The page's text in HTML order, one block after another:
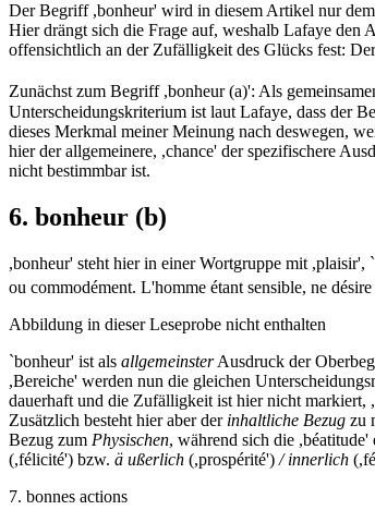
Der Begriff ,bonheur' wird in diesem Artikel nur
Hier drängt sich die Frage auf, weshalb Lafaye den
offensichtlich an der Zufälligkeit des Glücks fest:
Zunächst zum Begriff ,bonheur (a)': Als
Unterscheidungskriterium ist laut Lafaye, dass der
dieses Merkmal meiner Meinung nach deswegen,
hier der allgemeinere, ,chance' der spezifischere
nicht bestimmbar ist.
6. bonheur (b)
,bonheur' steht hier in einer Wortgruppe mit ,plaisir',
ou commodément. L'homme étant sensible, ne
Abbildung in dieser Leseprobe nicht enthalten
`bonheur' ist als allgemeinsterAusdruck der
,Bereiche' werden nun die gleichen
dauerhaft und die Zufälligkeit ist hier nicht
Zusätzlich besteht hier aber der inhaltliche Bezug zu
Bezug zum Physischen, während sich die ,béatitude'
(,félicité') bzw. ä ußerlich (,prospérité') / innerlich
7. bonnes actions